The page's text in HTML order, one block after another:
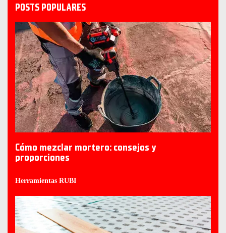
POSTS POPULARES
Cómo mezclar mortero: consejos y
proporciones
Herramientas RUBI